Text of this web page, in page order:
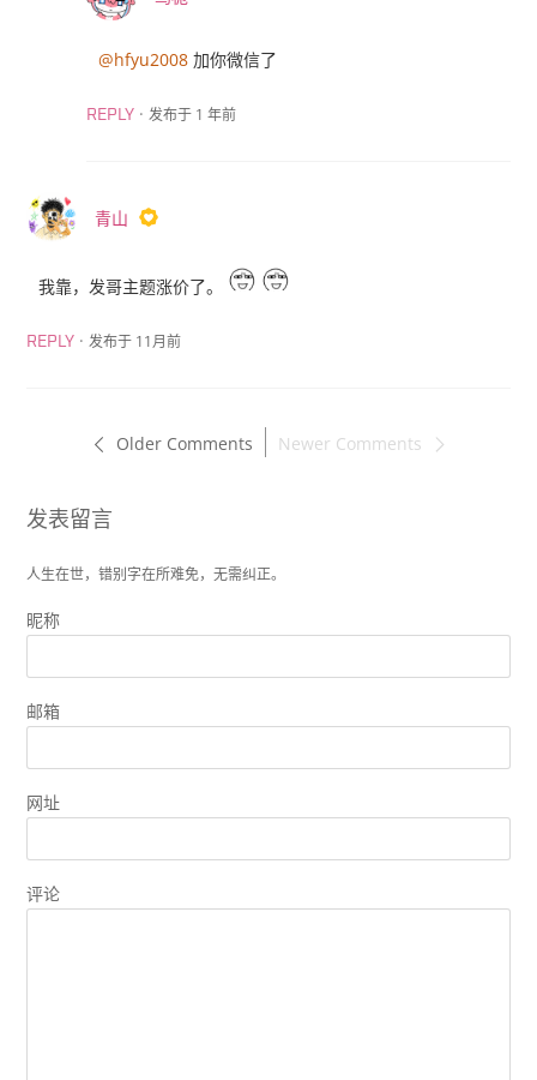
@hfyu2008 加你微信了
REPLY ·发布于 1 年前
青山
我靠，发哥主题涨价了。
REPLY ·发布于 11月前
Older Comments Newer Comments
发表留言
人生在世，错别字在所难免，无需纠正。
昵称
邮箱
网址
评论